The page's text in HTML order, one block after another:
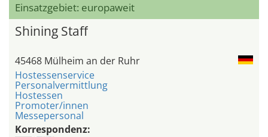
Einsatzgebiet: europaweit
Shining Staff
45468 Mülheim an der Ruhr
Hostessenservice
Personalvermittlung
Hostessen
Promoter/innen
Messepersonal
Korrespondenz: